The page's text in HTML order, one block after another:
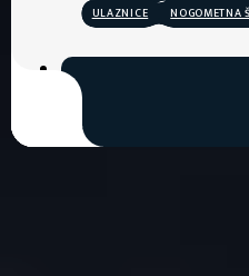
ULAZNICE
NOGOMETNA